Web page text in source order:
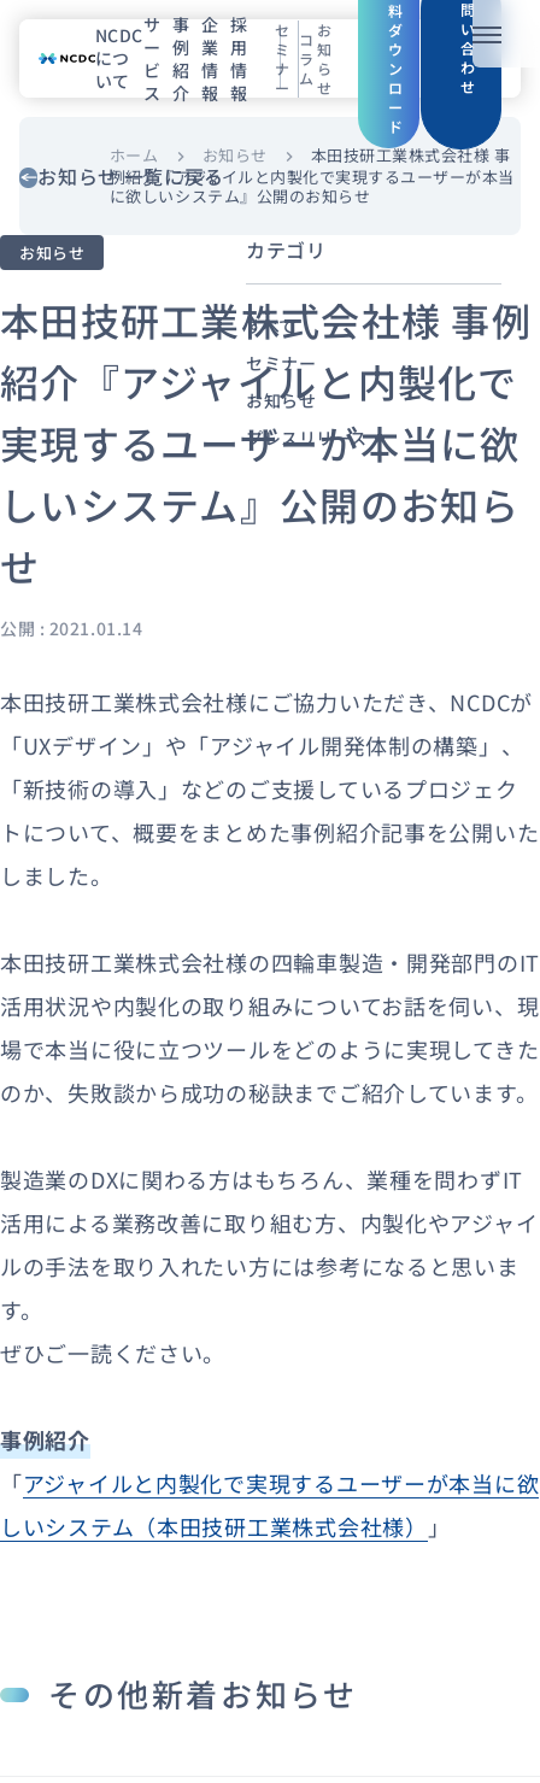
メニュ
NCDCについて
サービス
事例紹介
採用情報
セミナー コラム お知らせ
エンジニアブログ（Zenn）
お役立ち情報（PJ Insight）
資料ダウンロード
NCDC
につ
いて
サ
ー
ビ
ス
事
例
紹
介
企
業
情
報
採
用
情
報
セ
ミ
ナ
ー
コ
ラ
ム
お
知
ら
せ
料
ダ
ウ
ン
ロ
ー
ド
問
い
合
わ
せ
お知らせ 一覧に戻る
ホーム chevron_right お知らせ chevron_right
本田技研工業株式会社様 事
例紹介『アジャイルと内製化で実現するユーザーが本当
に欲しいシステム』公開のお知らせ
お知らせ
本田技研工業株式会社様 事例
紹介『アジャイルと内製化で
実現するユーザーが本当に欲
しいシステム』公開のお知ら
せ
公開 : 2021.01.14
本田技研工業株式会社様にご協力いただき、NCDCが
「UXデザイン」や「アジャイル開発体制の構築」、
「新技術の導入」などのご支援しているプロジェク
トについて、概要をまとめた事例紹介記事を公開いた
しました。
本田技研工業株式会社様の四輪車製造・開発部門のIT
活用状況や内製化の取り組みについてお話を伺い、現
場で本当に役に立つツールをどのように実現してきた
のか、失敗談から成功の秘訣までご紹介しています。
製造業のDXに関わる方はもちろん、業種を問わずIT
活用による業務改善に取り組む方、内製化やアジャイ
ルの手法を取り入れたい方には参考になると思いま
す。
ぜひご一読ください。
事例紹介
「アジャイルと内製化で実現するユーザーが本当に欲
しいシステム（本田技研工業株式会社様）
」
その他新着お知らせ
カテゴリ
すべて
セミナー
お知らせ
プレスリリース